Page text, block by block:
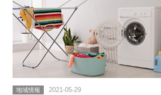
地域情報 2021-05-29